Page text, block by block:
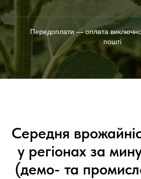
Передоплати — оплата виключно
пошті
Середня
у регіонах за
(демо- та